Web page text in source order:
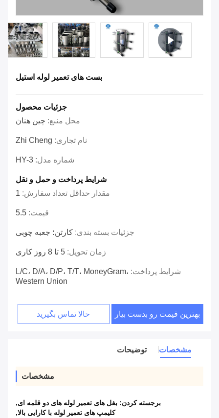
بست های تعمیر لوله استیل
جزئیات محصول
محل منبع: چین هنان
نام تجاری: Zhi Cheng
شماره مدل: HY-3
شرایط پرداخت و حمل و نقل
مقدار حداقل تعداد سفارش: 1
قیمت: 5.5
جزئیات بسته بندی: کارتن؛ جعبه چوبی
زمان تحویل: 5 تا 8 روز کاری
شرایط پرداخت: L/C، D/A، D/P، T/T، MoneyGram،
Western Union
بهترین قیمت رو بدست بیار حالا تماس بگیرید
مشخصات توضیحات
مشخصات
برجسته کردن: بغل های تعمیر لوله های دو قلمه ای,
کلیمپ های تعمیر لوله با کارایی بالا,